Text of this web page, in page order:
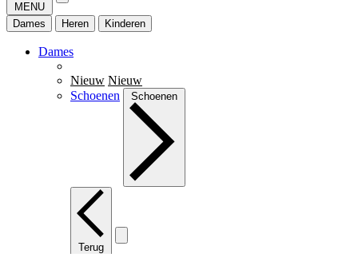
MENU
Dames
Heren Kinderen
Dames
Nieuw Nieuw
Schoenen
Schoenen
Terug